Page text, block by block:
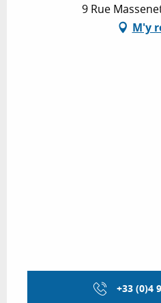
9 Rue
M'y
+33 (0)4